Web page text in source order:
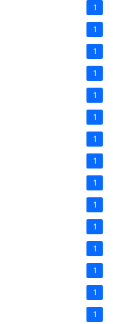
1
1
1
1
1
1
1
1
1
1
1
1
1
1
1